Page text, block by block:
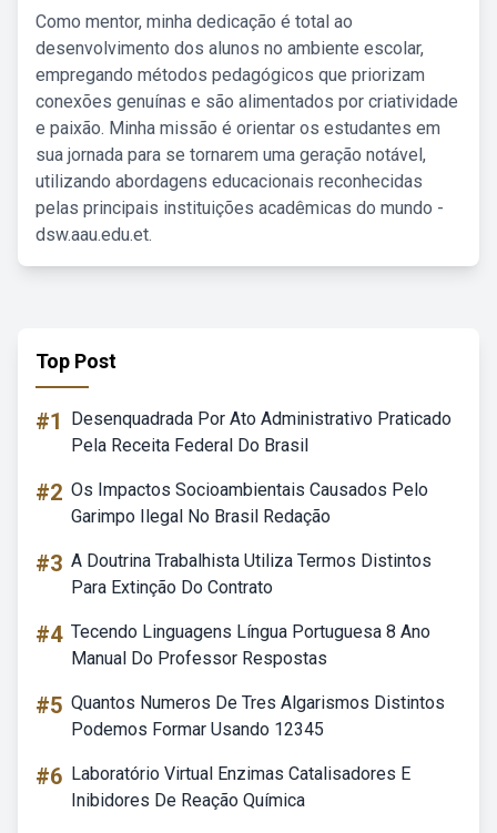
Como mentor, minha dedicação é total ao
desenvolvimento dos alunos no ambiente escolar,
empregando métodos pedagógicos que priorizam
conexões genuínas e são alimentados por criatividade
e paixão. Minha missão é orientar os estudantes em
sua jornada para se tornarem uma geração notável,
utilizando abordagens educacionais reconhecidas
pelas principais instituições acadêmicas do mundo -
dsw.aau.edu.et.
Top Post
#1
Desenquadrada Por Ato Administrativo Praticado
Pela Receita Federal Do Brasil
#2 Os Impactos Socioambientais Causados Pelo
Garimpo Ilegal No Brasil Redação
#3 A Doutrina Trabalhista Utiliza Termos Distintos
Para Extinção Do Contrato
#4 Tecendo Linguagens Língua Portuguesa 8 Ano
Manual Do Professor Respostas
#5 Quantos Numeros De Tres Algarismos Distintos
Podemos Formar Usando 12345
#6 Laboratório Virtual Enzimas Catalisadores E
Inibidores De Reação Química